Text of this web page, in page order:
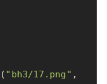
( "bh3/17.png" ,